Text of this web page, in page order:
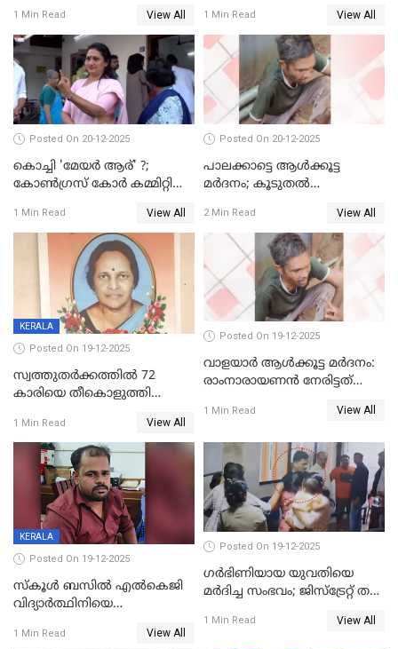
1 Min Read View All 1 Min Read View All
Posted On 20-12-2025
കൊച്ചി 'മേയർ ആര്' ?;
കോണ്‍ഗ്രസ് കോര്‍ കമ്മിറ്റി
1 Min Read View All
Posted On 20-12-2025
പാലക്കാട്ടെ ആള്‍ക്കൂട്ട
മര്‍ദനം; കൂടുതല്‍
അംഗ സംഘമെന്ന് വിവരം
2 Min Read View All
KERALA
Posted On 19-12-2025
സ്വത്തുതര്‍ക്കത്തില്‍ 72
കാരിയെ തീകൊളുത്തി
ക്രൂരകൊലപാതകത്തില്‍
സഹോദരിപുത്രന് ജീവപര്യന്തം
1 Min Read View All
Posted On 19-12-2025
വാളയാർ ആൾക്കൂട്ട മർദനം:
രാംനാരായണൻ നേരിട്ടത്
നാൽപ്പതിലേറെ
റിപ്പോർട്ട്
1 Min Read View All
KERALA
Posted On 19-12-2025
സ്കൂൾ ബസിൽ എൽകെജി
വിദ്യാര്‍ത്ഥിനിയെ
ക്ലീനര്‍ പിടിയിൽ
1 Min Read View All
Posted On 19-12-2025
ഗര്‍ഭിണിയായ യുവതിയെ
മര്‍ദിച്ച സംഭവം; ജിസ്‌ട്രേറ്റ് തല
യുവതി
1 Min Read View All